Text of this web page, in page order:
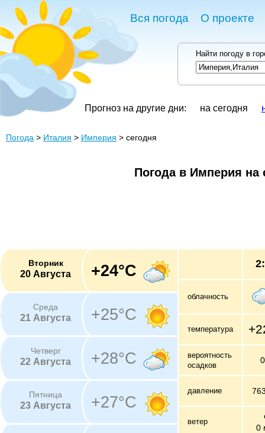
Вся погода О проекте
Найти погоду в
Прогноз на другие дни: на сегодня
Погода > Италия > Империя > сегодня
Погода в Империя на
Вторник
20 Августа +24°C
Среда
21 Августа +25°C
Четверг
22 Августа +28°C
Пятница
23 Августа +27°C
облачность
температура
вероятность
осадков
давление
ветер
0